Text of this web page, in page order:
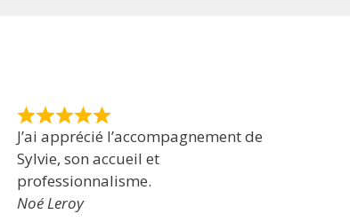
J’ai apprécié l’accompagnement de
Sylvie, son accueil et
professionnalisme.
Noé Leroy